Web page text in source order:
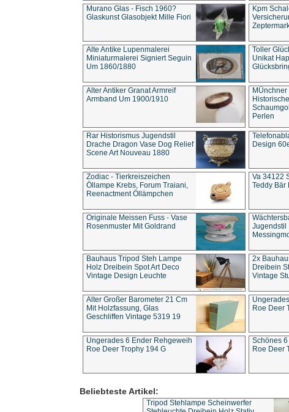
Murano Glas - Fisch 1960?
Glaskunst Glasobjekt Mille Fiori
Kpm
Alte Antike Lupenmalerei
Miniaturmalerei Signiert Seguin
Um 1860/1880
Toller
Unikat
Alter Antiker Granat Armreif
Armband Um 1900/1910
Perlen
Rar Historismus Jugendstil
Drache Dragon Vase Dog Relief
Scene Art Nouveau 1880
Design
Zodiac - Tierkreiszeichen
Öllampe Krebs, Forum Traiani,
Reenactment Öllämpchen
Va 34122
Teddy Bär
Originale Meissen Fuss - Vase
Rosenmuster Mit Goldrand
Jugendstil
Bauhaus Tripod Steh Lampe
Holz Dreibein Spot Art Deco
Vintage Design Leuchte
2x
Dreibein
Vintage
Alter Großer Barometer 21 Cm
Mit Holzfassung, Glas
Geschliffen Vintage 5319 19
Roe Deer
Ungerades 6 Ender Rehgeweih
Roe Deer Trophy 194 G
Schönes
Roe Deer
Beliebteste Artikel:
Tripod Stehlampe Scheinwerfer